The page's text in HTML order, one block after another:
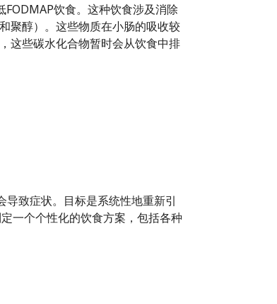
饮食。这种饮食涉及消除
聚醇）。这些物质在小肠的吸收较
这些碳水化合物暂时会从饮食中排
致症状。目标是系统性地重新引
一个个性化的饮食方案，包括各种